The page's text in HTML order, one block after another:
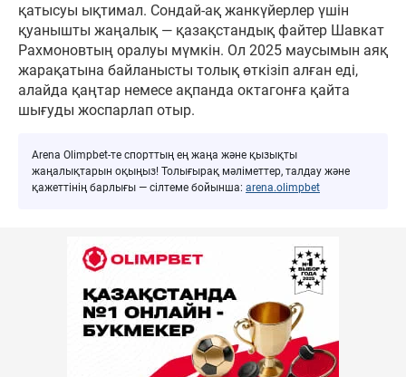
қатысуы ықтимал. Сондай-ақ жанкүйерлер үшін
қуанышты жаңалық — қазақстандық файтер Шавкат
Рахмоновтың оралуы мүмкін. Ол 2025 маусымын аяқ
жарақатына байланысты толық өткізіп алған еді,
алайда қаңтар немесе ақпанда октагонға қайта
шығуды жоспарлап отыр.
Arena Olimpbet-те спорттың ең жаңа және қызықты
жаңалықтарын оқыңыз! Толығырақ мәліметтер, талдау және
қажеттінің барлығы — сілтеме бойынша: arena.olimpbet